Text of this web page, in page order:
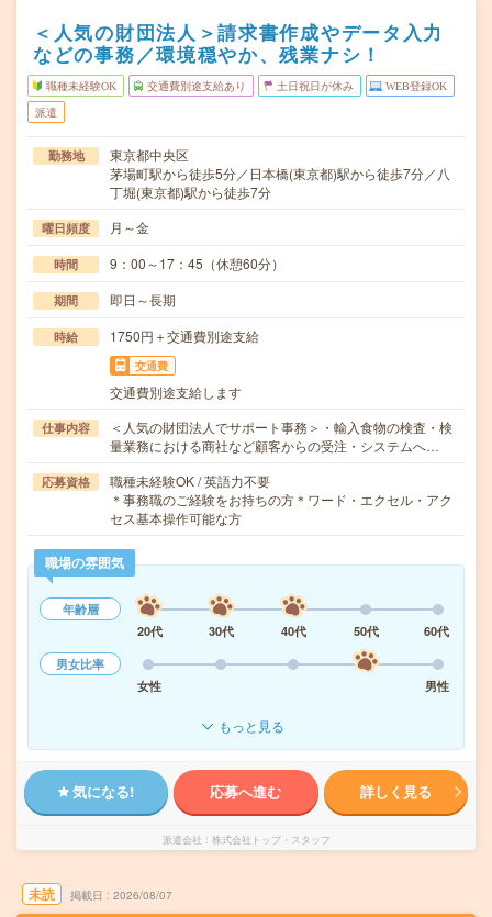
＜人気の財団法人＞請求書作成やデータ入力
などの事務／環境穏やか、残業ナシ！
職種未経験OK 交通費別途支給あり 土日祝日が休み WEB登録OK
派遣
勤務地
東京都中央区
茅場町駅から徒歩5分／日本橋(東京都)駅から徒歩7分／八
丁堀(東京都)駅から徒歩7分
曜日頻度 月～金
時間 9：00～17：45（休憩60分）
期間 即日～長期
時給 1750円＋交通費別途支給
交通費
交通費別途支給します
仕事内容
＜人気の財団法人でサポート事務＞・輸入食物の検査・検
量業務における商社など顧客からの受注・システムへ…
応募資格
職種未経験OK / 英語力不要
＊事務職のご経験をお持ちの方＊ワード・エクセル・アク
セス基本操作可能な方
職場の雰囲気
年齢層
20代
30代 40代 50代
60代
男女比率
女性
男性
もっと見る
気になる! 応募へ進む 詳しく見る
派遣会社 株式会社トップ・スタッフ
未読 掲載日 2026/08/07